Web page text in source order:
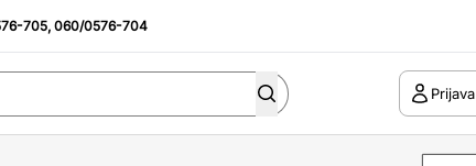
705,060/0576-704
Prijava